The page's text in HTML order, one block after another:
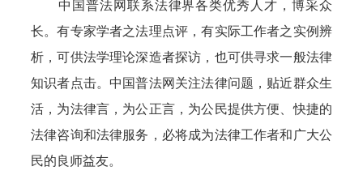
中国普法网联系法律界各类优秀人才，博采众
长。有专家学者之法理点评，有实际工作者之实例辨
析，可供法学理论深造者探访，也可供寻求一般法律
知识者点击。中国普法网关注法律问题，贴近群众生
活，为法律言，为公正言，为公民提供方便、快捷的
法律咨询和法律服务，必将成为法律工作者和广大公
民的良师益友。